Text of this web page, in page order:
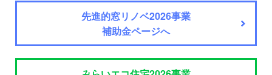
先進的窓リノベ2026事業
補助金ページへ